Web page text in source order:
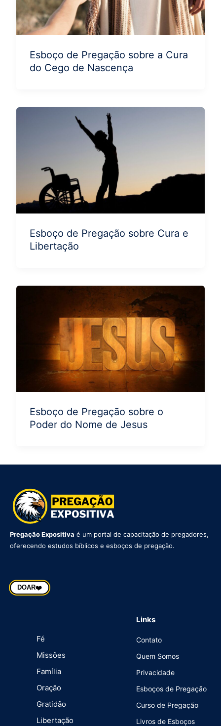
Esboço de Pregação sobre a Cura
do Cego de Nascença
Esboço de Pregação sobre Cura e
Libertação
Esboço de Pregação sobre o
Poder do Nome de Jesus
Pregação Expositiva é um portal de capacitação de pregadores,
oferecendo estudos bíblicos e esboços de pregação.
DOAR❤️
Fé
Missões
Família
Oração
Gratidão
Libertação
Links
Contato
Quem Somos
Privacidade
Esboços de Pregação
Curso de Pregação
Livros de Esboços